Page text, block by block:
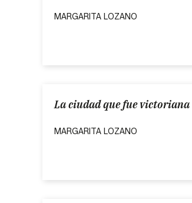
MARGARITA LOZANO
La ciudad que fue victoriana
MARGARITA LOZANO